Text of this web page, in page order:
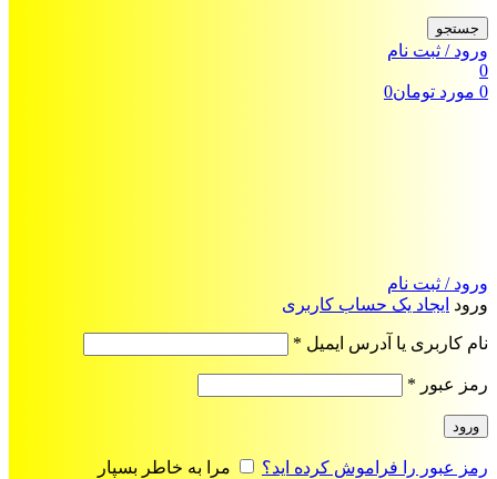
جستجو
ورود / ثبت نام
0
0 مورد تومان0
ورود / ثبت نام
ورود ایجاد یک حساب کاربری
نام کاربری یا آدرس ایمیل *
رمز عبور *
ورود
رمز عبور را فراموش کرده اید؟
مرا به خاطر بسپار